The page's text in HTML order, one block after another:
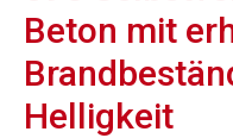
Beton mit
Helligkeit